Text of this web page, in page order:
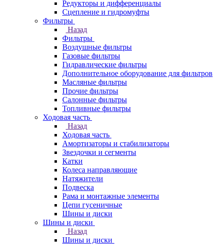
Редукторы и дифференциалы
Сцепление и гидромуфты
Фильтры
Назад
Фильтры
Воздушные фильтры
Газовые фильтры
Гидравлические фильтры
Дополнительное оборудование для фильтров
Масляные фильтры
Прочие фильтры
Салонные фильтры
Топливные фильтры
Ходовая часть
Назад
Ходовая часть
Амортизаторы и стабилизаторы
Звездочки и сегменты
Катки
Колеса направляющие
Натяжители
Подвеска
Рама и монтажные элементы
Цепи гусеничные
Шины и диски
Шины и диски
Назад
Шины и диски